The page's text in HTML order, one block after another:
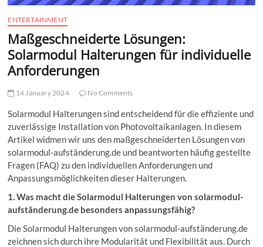
ENTERTAINMENT
Maßgeschneiderte Lösungen:
Solarmodul Halterungen für individuelle
Anforderungen
14 January 2024 No Comments
Solarmodul Halterungen sind entscheidend für die effiziente und
zuverlässige Installation von Photovoltaikanlagen. In diesem
Artikel widmen wir uns den maßgeschneiderten Lösungen von
solarmodul-aufständerung.de und beantworten häufig gestellte
Fragen (FAQ) zu den individuellen Anforderungen und
Anpassungsmöglichkeiten dieser Halterungen.
1. Was macht die Solarmodul Halterungen von solarmodul-
aufständerung.de besonders anpassungsfähig?
Die Solarmodul Halterungen von solarmodul-aufständerung.de
zeichnen sich durch ihre Modularität und Flexibilität aus. Durch